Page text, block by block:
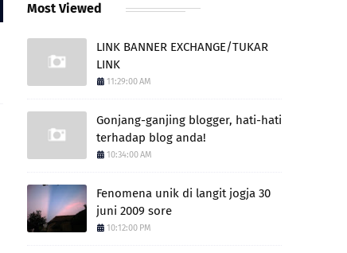
Most Viewed
LINK BANNER EXCHANGE/TUKAR
LINK
11:29:00 AM
Gonjang-ganjing blogger, hati-hati
terhadap blog anda!
10:34:00 AM
Fenomena unik di langit jogja 30
juni 2009 sore
10:12:00 PM